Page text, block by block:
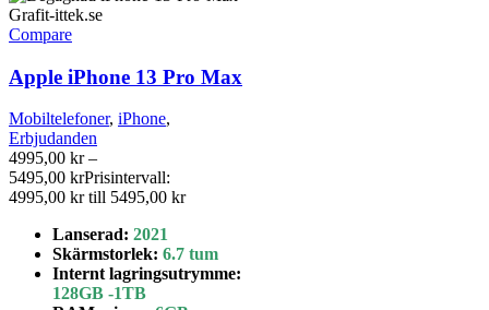
Compare
Apple iPhone 13 Pro Max
Mobiltelefoner, iPhone,
Erbjudanden
4995,00 kr –
5495,00 krPrisintervall:
4995,00 kr till 5495,00 kr
Lanserad: 2021
Skärmstorlek: 6.7 tum
Internt lagringsutrymme:
128GB -1TB